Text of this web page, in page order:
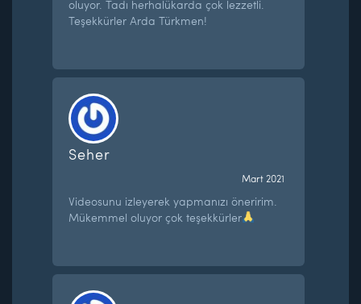
oluyor. Tadı herhalükarda çok lezzetli.
Teşekkürler Arda Türkmen!
Seher
Mart 2021
Videosunu izleyerek yapmanızı öneririm.
Mükemmel oluyor çok teşekkürler